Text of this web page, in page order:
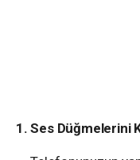
1. Ses Düğmelerini